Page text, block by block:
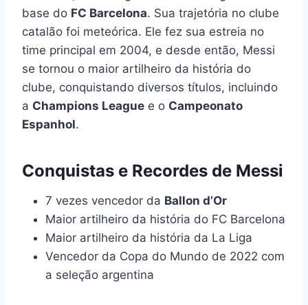
base do FC Barcelona. Sua trajetória no clube
catalão foi meteórica. Ele fez sua estreia no
time principal em 2004, e desde então, Messi
se tornou o maior artilheiro da história do
clube, conquistando diversos títulos, incluindo
a Champions League e o Campeonato
Espanhol.
Conquistas e Recordes de Messi
7 vezes vencedor da Ballon d’Or
Maior artilheiro da história do FC Barcelona
Maior artilheiro da história da La Liga
Vencedor da Copa do Mundo de 2022 com
a seleção argentina